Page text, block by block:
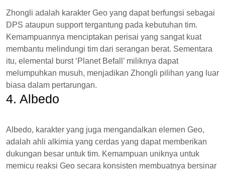
Zhongli adalah karakter Geo yang dapat berfungsi sebagai
DPS ataupun support tergantung pada kebutuhan tim.
Kemampuannya menciptakan perisai yang sangat kuat
membantu melindungi tim dari serangan berat. Sementara
itu, elemental burst ‘Planet Befall’ miliknya dapat
melumpuhkan musuh, menjadikan Zhongli pilihan yang luar
biasa dalam pertarungan.
4. Albedo
Albedo, karakter yang juga mengandalkan elemen Geo,
adalah ahli alkimia yang cerdas yang dapat memberikan
dukungan besar untuk tim. Kemampuan uniknya untuk
memicu reaksi Geo secara konsisten membuatnya bersinar